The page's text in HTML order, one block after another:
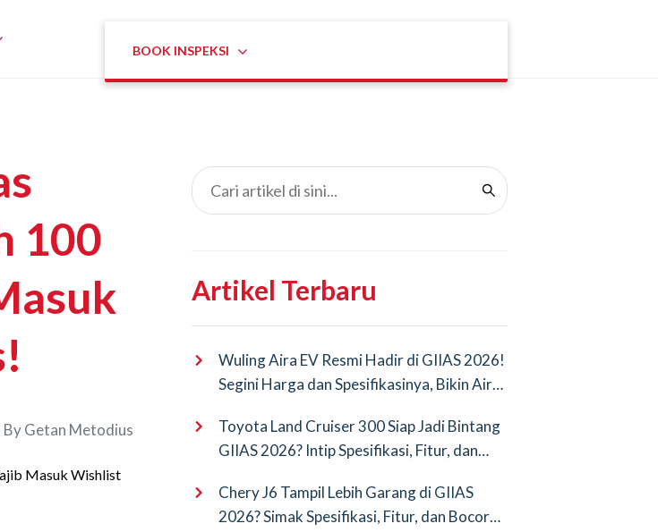
100
ByGetan Metodius
Artikel Terbaru
Wuling Aira EV Resmi Hadir di GIIAS 2026!
Segini Harga dan Spesifikasinya, Bikin Air
Toyota Land Cruiser 300 Siap Jadi Bintang
GIIAS 2026? Intip Spesifikasi, Fitur, dan
Chery J6 Tampil Lebih Garang di GIIAS
2026? Simak Spesifikasi, Fitur, dan Bocoran
BOOK INSPEKSI